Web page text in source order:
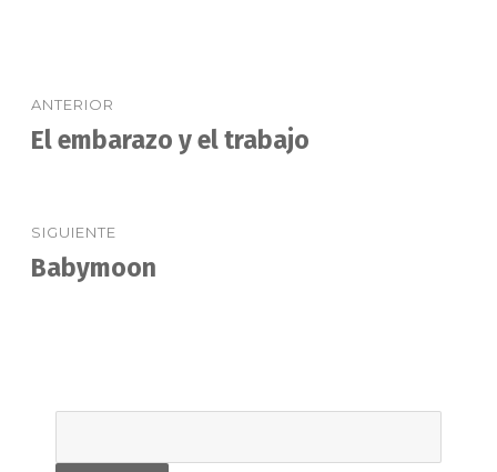
de
ANTERIOR
Entrada
El embarazo y el trabajo
SIGUIENTE
Entrada
Babymoon